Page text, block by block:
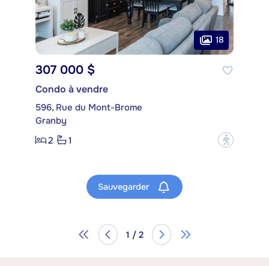
18
307 000 $
Condo à vendre
596, Rue du Mont-Brome
Granby
2
1 ?
Sauvegarder
1 / 2